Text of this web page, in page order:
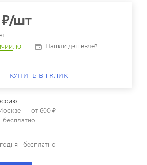
₽/шт
: 10 Нашли дешевле?
КУПИТЬ В 1 КЛИК
— от 600 ₽
бесплатно
- бесплатно